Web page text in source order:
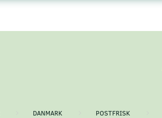
DANMARK POSTFRISK